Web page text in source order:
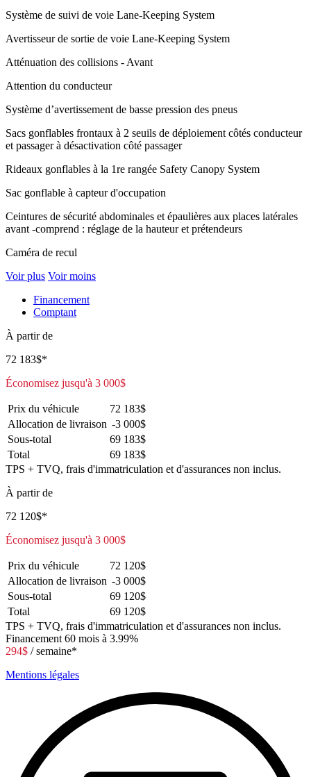
Système de suivi de voie Lane-Keeping System
Avertisseur de sortie de voie Lane-Keeping System
Atténuation des collisions - Avant
Attention du conducteur
Système d’avertissement de basse pression des pneus
Sacs gonflables frontaux à 2 seuils de déploiement côtés conducteur
et passager à désactivation côté passager
Rideaux gonflables à la 1re rangée Safety Canopy System
Sac gonflable à capteur d'occupation
Ceintures de sécurité abdominales et épaulières aux places latérales
avant -comprend : réglage de la hauteur et prétendeurs
Caméra de recul
Voir plus Voir moins
Financement
Comptant
À partir de
72 183$*
Économisez jusqu'à 3 000$
Prix du véhicule 72 183$
Allocation de livraison -3 000$
Sous-total
69 183$
Total
69 183$
TPS + TVQ, frais d'immatriculation et d'assurances non inclus.
À partir de
72 120$*
Économisez jusqu'à 3 000$
Prix du véhicule 72 120$
Allocation de livraison -3 000$
Sous-total
69 120$
Total
69 120$
TPS + TVQ, frais d'immatriculation et d'assurances non inclus.
Financement 60 mois à 3.99%
294$ / semaine*
Mentions légales